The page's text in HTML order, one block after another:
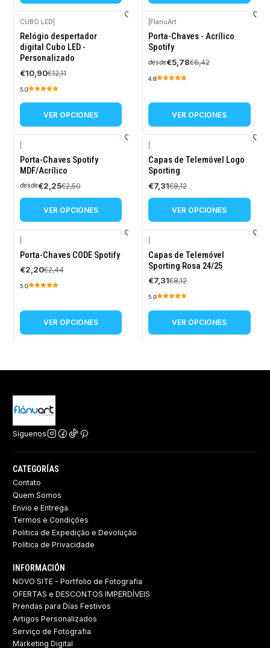
-10%
OFF
CUBO.LED
Relógio despertador
digital Cubo LED -
Personalizado
€10,90€12,11
5.0
VER OPCIONES
-10%
OFF
FlanuArt
Porta-Chaves - Acrílico
Spotify
desde€5,78€6,42
4.8
VER OPCIONES
-10%
OFF
Porta-Chaves Spotify
MDF/Acrílico
desde€2,25€2,50
VER OPCIONES
-10%
OFF
Capas de Telemóvel Logo
Sporting
€7,31€8,12
VER OPCIONES
-10%
OFF
Porta-Chaves CODE Spotify
€2,20€2,44
5.0
VER OPCIONES
-10%
OFF
Capas de Telemóvel
Sporting Rosa 24/25
€7,31€8,12
5.0
VER OPCIONES
Síguenos
CATEGORÍAS
Contato
Quem Somos
Envio e Entrega
Termos e Condições
Politica de Expedição e Devolução ​
Política de Privacidade
INFORMACIÓN
NOVO SITE - Portfolio de Fotografia
OFERTAS e DESCONTOS IMPERDÍVEIS
Prendas para Dias Festivos
Artigos Personalizados
Serviço de Fotografia
Marketing Digital